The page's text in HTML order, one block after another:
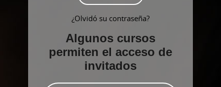
¿Olvidó su contraseña?
Algunos cursos
permiten el acceso de
invitados